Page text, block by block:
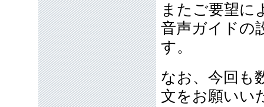
またご要望に
音声ガイドの
す。
なお、今回も
文をお願いい